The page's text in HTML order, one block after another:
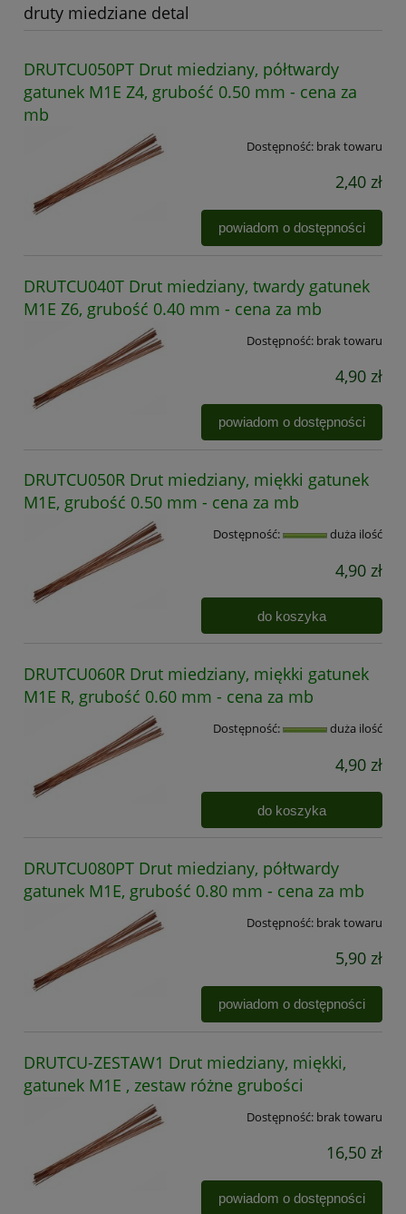
druty miedziane detal
DRUTCU050PT Drut miedziany, półtwardy
gatunek M1E Z4, grubość 0.50 mm - cena za
mb
Dostępność: brak towaru
2,40 zł
powiadom o dostępności
DRUTCU040T Drut miedziany, twardy gatunek
M1E Z6, grubość 0.40 mm - cena za mb
Dostępność: brak towaru
4,90 zł
powiadom o dostępności
DRUTCU050R Drut miedziany, miękki gatunek
M1E, grubość 0.50 mm - cena za mb
Dostępność: duża ilość
4,90 zł
do koszyka
DRUTCU060R Drut miedziany, miękki gatunek
M1E R, grubość 0.60 mm - cena za mb
Dostępność: duża ilość
4,90 zł
do koszyka
DRUTCU080PT Drut miedziany, półtwardy
gatunek M1E, grubość 0.80 mm - cena za mb
Dostępność: brak towaru
5,90 zł
powiadom o dostępności
DRUTCU-ZESTAW1 Drut miedziany, miękki,
gatunek M1E , zestaw różne grubości
Dostępność: brak towaru
16,50 zł
powiadom o dostępności